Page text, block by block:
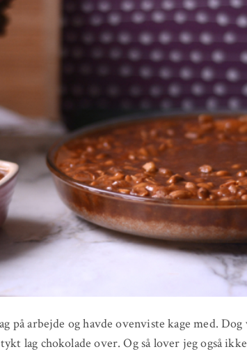
på arbejde og havde ovenviste kage med.
lag chokolade over. Og så lover jeg også